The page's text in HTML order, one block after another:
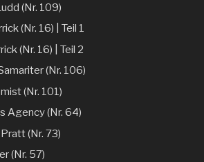
(Nr. 109)
(Nr. 16) | Teil 1
(Nr. 16) | Teil 2
(Nr. 106)
(Nr. 101)
Agency (Nr. 64)
(Nr. 73)
(Nr. 57)